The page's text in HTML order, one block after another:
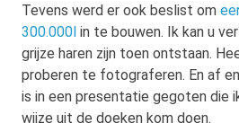
Tevens werd er ook beslist om
300.000l in te bouwen. Ik kan u
grijze haren zijn toen ontstaan.
proberen te fotograferen. En af
is in een presentatie gegoten die
wijze uit de doeken kom doen.